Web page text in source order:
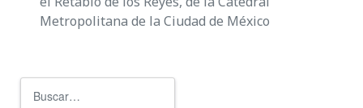
Metropolitana de la Ciudad de México